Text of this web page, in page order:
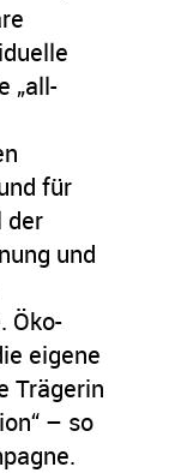
„all-
für
der
und
Öko-
eigene
Trägerin
– so